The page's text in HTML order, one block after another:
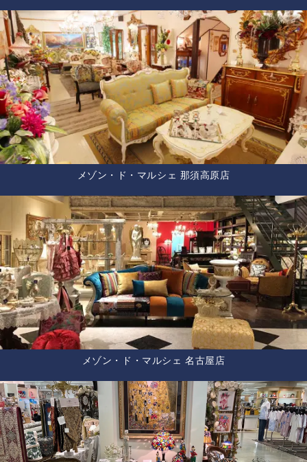
メゾン・ド・マルシェ 那須高原店
メゾン・ド・マルシェ 名古屋店